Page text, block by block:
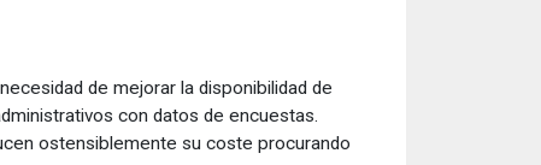
de mejorar la disponibilidad de
con datos de encuestas.
ostensiblemente su coste procurando